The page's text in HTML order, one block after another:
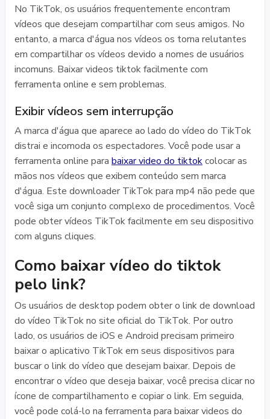
No TikTok, os usuários frequentemente encontram
vídeos que desejam compartilhar com seus amigos. No
entanto, a marca d'água nos vídeos os torna relutantes
em compartilhar os vídeos devido a nomes de usuários
incomuns. Baixar videos tiktok facilmente com
ferramenta online e sem problemas.
Exibir vídeos sem interrupção
A marca d'água que aparece ao lado do vídeo do TikTok
distrai e incomoda os espectadores. Você pode usar a
ferramenta online para baixar video do tiktokcolocar as
mãos nos vídeos que exibem conteúdo sem marca
d'água. Este downloader TikTok para mp4 não pede que
você siga um conjunto complexo de procedimentos. Você
pode obter vídeos TikTok facilmente em seu dispositivo
com alguns cliques.
Como baixar vídeo do tiktok
pelo link?
Os usuários de desktop podem obter o link de download
do vídeo TikTok no site oficial do TikTok. Por outro
lado, os usuários de iOS e Android precisam primeiro
baixar o aplicativo TikTok em seus dispositivos para
buscar o link do vídeo que desejam baixar. Depois de
encontrar o vídeo que deseja baixar, você precisa clicar no
ícone de compartilhamento e copiar o link. Em seguida,
você pode colá-lo na ferramenta para baixar videos do